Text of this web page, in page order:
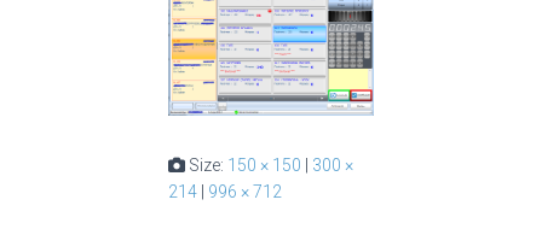
Size: 150 × 150 | 300 ×
214 | 996 × 712